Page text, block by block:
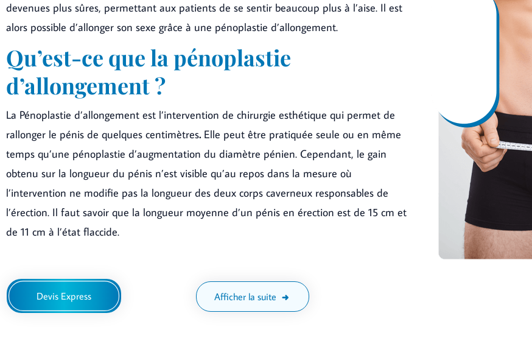
devenues plus sûres, permettant aux patients de se sentir beaucoup plus à l’aise. Il est
alors possible d’allonger son sexe grâce à une pénoplastie d’allongement.
Qu’est-ce que la pénoplastie
d’allongement ?
La Pénoplastie d’allongement est l’intervention de chirurgie esthétique qui permet de
rallonger le pénis de quelques centimètres. Elle peut être pratiquée seule ou en même
temps qu’une pénoplastie d’augmentation du diamètre pénien. Cependant, le gain
obtenu sur la longueur du pénis n’est visible qu’au repos dans la mesure où
l’intervention ne modifie pas la longueur des deux corps caverneux responsables de
l’érection. Il faut savoir que la longueur moyenne d’un pénis en érection est de 15 cm et
de 11 cm à l’état flaccide.
Afficher la suite
Devis Express